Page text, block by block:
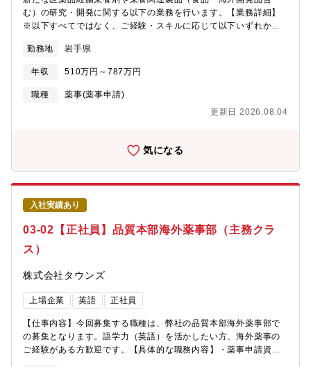
む）の研究・開発に関する以下の業務を行います。【業務詳細】
※以下すべてではなく、ご経験・スキルに応じて以下いずれか業
薬理・毒性試験の実施・基礎研究や栄養学的知見に基づく経腸栄
養剤の製剤設計と製剤化技術の研究・新規製剤の品質保証のため
の分析法開発、安定性試験その他、各種申請資料の作成や規制当
局との対応など、基礎研究から上市まで幅広く製品開発に関わり
技術と医薬品の進歩により、超高齢社会となりました。それにと
め、臨床栄養の分野でのParenteral Nutrition（静脈栄養）のみな
らず、経口摂取も含めたEnteral Nutrition（経腸栄養）の重要性
がより認識されるようになってまいります。 この経腸栄養を通
じて医療や健康に貢献する会社として「イーエヌ大塚製薬株式会
社」は、2002年3月に、「大塚製薬株式会社」と「雪印乳業株式
会社（現・雪印メグミルク株式会社）」そして「株式会社大塚製
薬工場」の三社の出資により設立されました。 当社は、この三
社が保有していた研究開発力、製造技術及び情報伝達力を活か
し、経腸栄養剤である「ツインライン」「ラコール」「イノラ
を通じて、多くの患者様の健康回復に貢献しております。
勤務地 岩手県
年収 510万円～787万円
職種
薬事(薬事申請)
更新日 2026.08.04
気になる
入社実績あり
03-02【正社員】品質本部海外薬事部（主務クラ
ス）
株式会社タウンズ
上場企業 英語 正社員
【仕事内容】今回募集する職種は、弊社の品質本部海外薬事部で
の募集となります。語学力（英語）を活かしたい方、海外薬事の
ご経験がある方歓迎です。【具体的な職務内容】・薬事申請資料